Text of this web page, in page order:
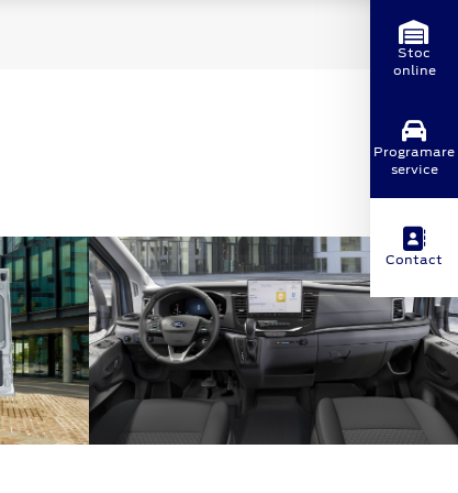
Stoc
online
Programare
service
Contact